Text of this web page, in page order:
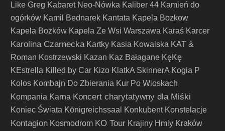
Like Greg Kabaret Neo-Nówka Kaliber 44 Kamień do
ogórków Kamil Bednarek Kantata Kapela Bozkow
Kapela Bożków Kapela Ze Wsi Warszawa Karaś Karcer
Karolina Czarnecka Kartky Kasia Kowalska KAT &
Roman Kostrzewski Kazan Kaz Bałagane KęKę
KEstrella Killed by Car Kizo KlatkA SkinnerA Kogia P
Kolos Kombajn Do Zbierania Kur Po Wioskach
Kompania Karna Koncert charytatywny dla Miśki
Koniec Świata Königreichssaal Konkubent Konstelacje
Kontagion Kosmodrom KO Tour Krajiny Hmly Kraków